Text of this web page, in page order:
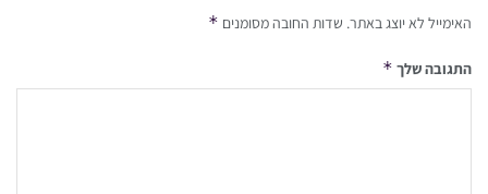
האימייל לא יוצג באתר. שדות החובה מסומנים *
התגובה שלך *